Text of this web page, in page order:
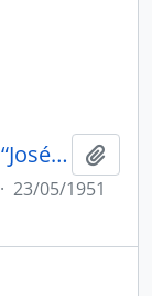
. Inauguração Clínica Dentária “José Celso Claudio” na Faculdade de Farmácia e Odontologia, com a presença de José Celso Claudio, Jones de Santos Neves e várias pessoas. Vitória.
· 23/05/1951